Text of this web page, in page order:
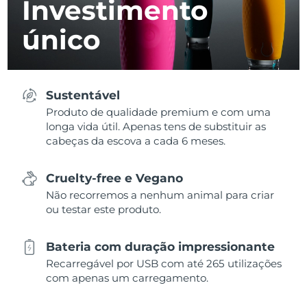
Investimento
único
Sustentável
Produto de qualidade premium e com uma
longa vida útil. Apenas tens de substituir as
cabeças da escova a cada 6 meses.
Cruelty-free e Vegano
Não recorremos a nenhum animal para criar
ou testar este produto.
Bateria com duração impressionante
Recarregável por USB com até 265 utilizações
com apenas um carregamento.